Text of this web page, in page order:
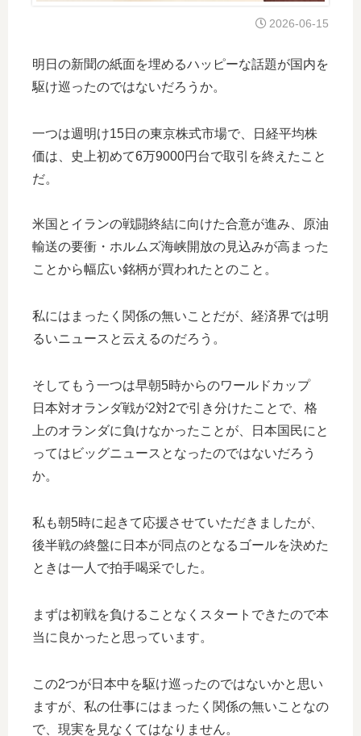
2026-06-15
明日の新聞の紙面を埋めるハッピーな話題が国内を
駆け巡ったのではないだろうか。
一つは週明け15日の東京株式市場で、日経平均株
価は、史上初めて6万9000円台で取引を終えたこと
だ。
米国とイランの戦闘終結に向けた合意が進み、原油
輸送の要衝・ホルムズ海峡開放の見込みが高まった
ことから幅広い銘柄が買われたとのこと。
私にはまったく関係の無いことだが、経済界では明
るいニュースと云えるのだろう。
そしてもう一つは早朝5時からのワールドカップ
日本対オランダ戦が2対2で引き分けたことで、格
上のオランダに負けなかったことが、日本国民にと
ってはビッグニュースとなったのではないだろう
か。
私も朝5時に起きて応援させていただきましたが、
後半戦の終盤に日本が同点のとなるゴールを決めた
ときは一人で拍手喝采でした。
まずは初戦を負けることなくスタートできたので本
当に良かったと思っています。
この2つが日本中を駆け巡ったのではないかと思い
ますが、私の仕事にはまったく関係の無いことなの
で、現実を見なくてはなりません。